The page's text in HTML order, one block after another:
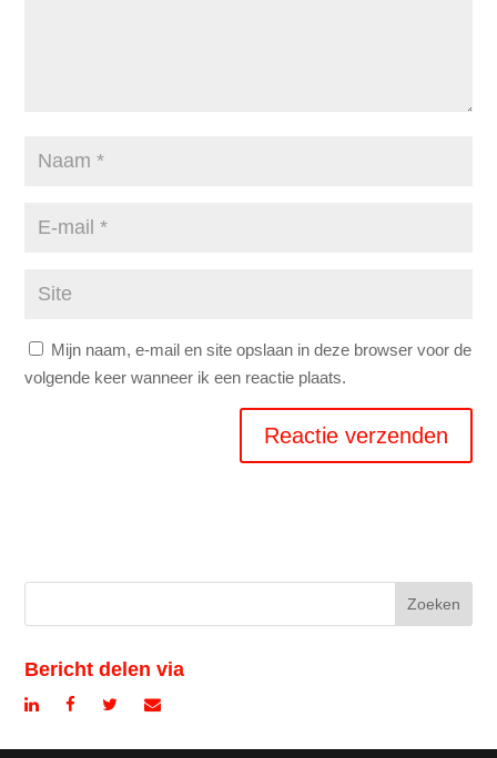
Mijn naam, e-mail en site opslaan in deze browser voor de
volgende keer wanneer ik een reactie plaats.
Bericht delen via